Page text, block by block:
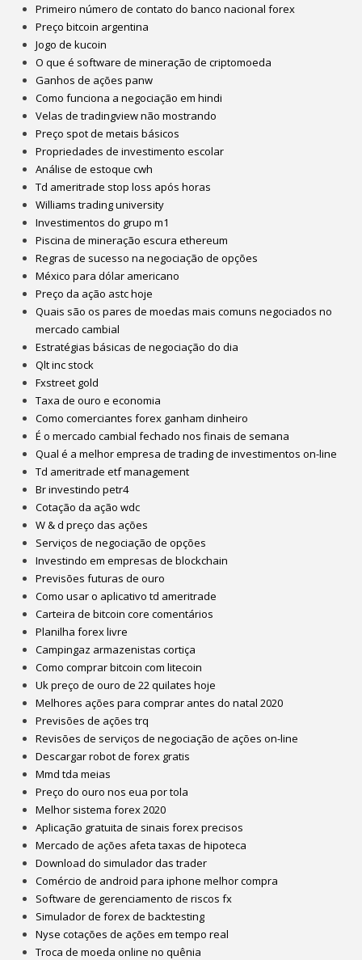
Primeiro número de contato do banco nacional forex
Preço bitcoin argentina
Jogo de kucoin
O que é software de mineração de criptomoeda
Ganhos de ações panw
Como funciona a negociação em hindi
Velas de tradingview não mostrando
Preço spot de metais básicos
Propriedades de investimento escolar
Análise de estoque cwh
Td ameritrade stop loss após horas
Williams trading university
Investimentos do grupo m1
Piscina de mineração escura ethereum
Regras de sucesso na negociação de opções
México para dólar americano
Preço da ação astc hoje
Quais são os pares de moedas mais comuns negociados no
mercado cambial
Estratégias básicas de negociação do dia
Qlt inc stock
Fxstreet gold
Taxa de ouro e economia
Como comerciantes forex ganham dinheiro
É o mercado cambial fechado nos finais de semana
Qual é a melhor empresa de trading de investimentos on-line
Td ameritrade etf management
Br investindo petr4
Cotação da ação wdc
W & d preço das ações
Serviços de negociação de opções
Investindo em empresas de blockchain
Previsões futuras de ouro
Como usar o aplicativo td ameritrade
Carteira de bitcoin core comentários
Planilha forex livre
Campingaz armazenistas cortiça
Como comprar bitcoin com litecoin
Uk preço de ouro de 22 quilates hoje
Melhores ações para comprar antes do natal 2020
Previsões de ações trq
Revisões de serviços de negociação de ações on-line
Descargar robot de forex gratis
Mmd tda meias
Preço do ouro nos eua por tola
Melhor sistema forex 2020
Aplicação gratuita de sinais forex precisos
Mercado de ações afeta taxas de hipoteca
Download do simulador das trader
Comércio de android para iphone melhor compra
Software de gerenciamento de riscos fx
Simulador de forex de backtesting
Nyse cotações de ações em tempo real
Troca de moeda online no quênia